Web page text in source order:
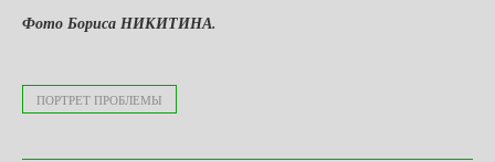
Фото Бориса НИКИТИНА.
ПОРТРЕТ ПРОБЛЕМЫ